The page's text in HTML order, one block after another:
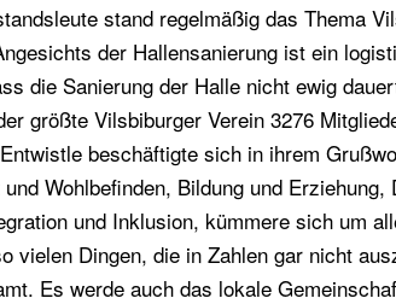
stand regelmäßig das Thema
der Hallensanierung ist ein
die Sanierung der Halle nicht ewig
größte Vilsbiburger Verein 3276
beschäftigte sich in ihrem
Wohlbefinden, Bildung und
und Inklusion, kümmere sich um
vielen Dingen, die in Zahlen gar nicht
Es werde auch das lokale